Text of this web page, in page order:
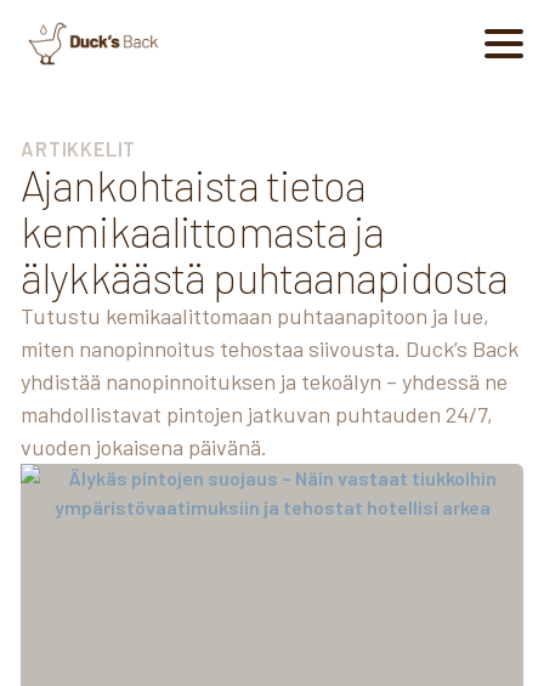
ARTIKKELIT
Ajankohtaista tietoa
kemikaalittomasta ja
älykkäästä puhtaanapidosta
Tutustu kemikaalittomaan puhtaanapitoon ja lue,
miten nanopinnoitus tehostaa siivousta. Duck’s Back
yhdistää nanopinnoituksen ja tekoälyn – yhdessä ne
mahdollistavat pintojen jatkuvan puhtauden 24/7,
vuoden jokaisena päivänä.